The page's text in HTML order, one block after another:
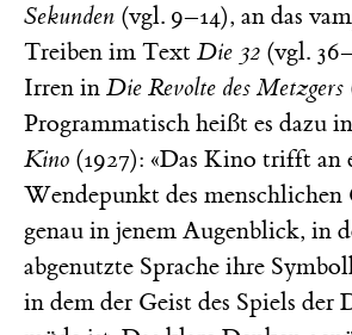
Sekunden (vgl. 9–14), an das
Treiben im Text Die 32 (vgl.
Irren in Die Revolte des Metzgers
Programmatisch heißt es dazu
Kino (1927): «Das Kino trifft an
Wendepunkt des menschlichen
genau in jenem Augenblick, in
abgenutzte Sprache ihre
in dem der Geist des Spiels der